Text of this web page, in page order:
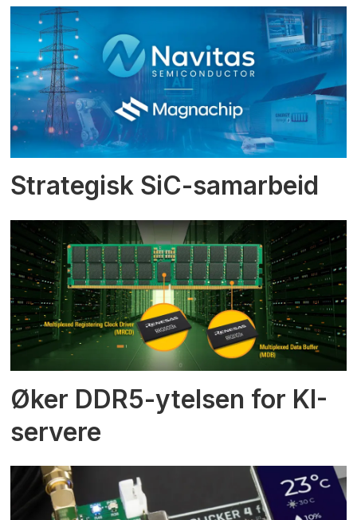
Strategisk SiC-samarbeid
Øker DDR5-ytelsen for KI-
servere